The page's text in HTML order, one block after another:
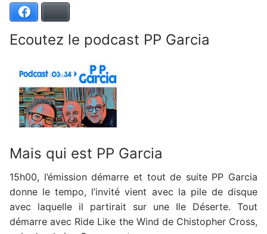
Ecoutez le podcast PP Garcia
Mais qui est PP Garcia
15h00, l’émission démarre et tout de suite PP Garcia
donne le tempo, l’invité vient avec la pile de disque
avec laquelle il partirait sur une Ile Déserte. Tout
démarre avec Ride Like the Wind de Chistopher Cross,